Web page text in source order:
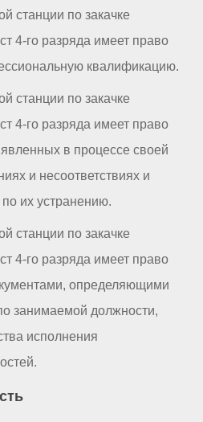
станции по закачке
4-го разряда имеет право
квалификацию.
станции по закачке
4-го разряда имеет право
в процессе своей
и несоответствиях и
их устранению.
станции по закачке
4-го разряда имеет право
определяющими
занимаемой должности,
исполнения